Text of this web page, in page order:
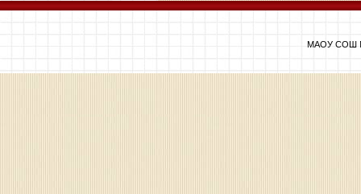
МАОУ СОШ